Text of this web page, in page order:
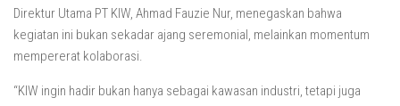
Direktur Utama PT KIW, Ahmad Fauzie Nur, menegaskan bahwa
kegiatan ini bukan sekadar ajang seremonial, melainkan momentum
mempererat kolaborasi.
“KIW ingin hadir bukan hanya sebagai kawasan industri, tetapi juga